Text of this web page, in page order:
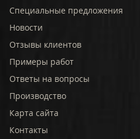
Специальные предложения
Новости
Отзывы клиентов
Примеры работ
Ответы на вопросы
Производство
Карта сайта
Контакты